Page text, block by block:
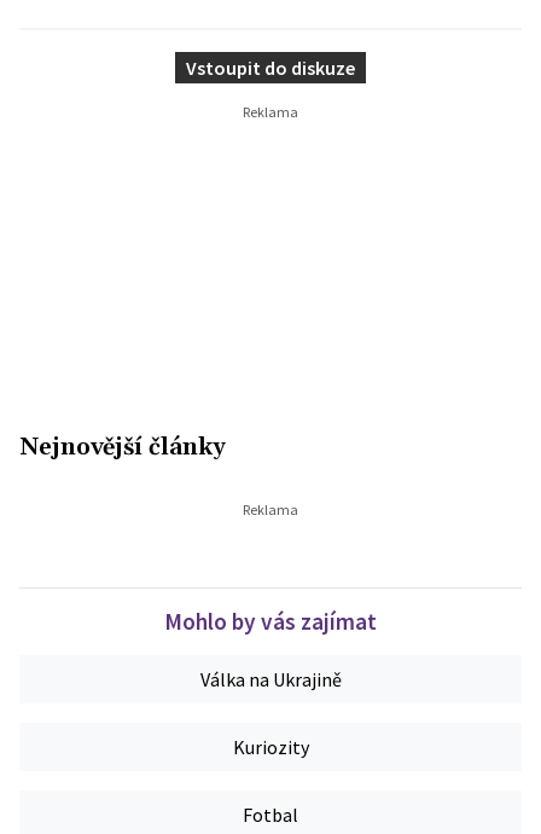
Vstoupit do diskuze
Nejnovější články
Mohlo by vás zajímat
Válka na Ukrajině
Kuriozity
Fotbal